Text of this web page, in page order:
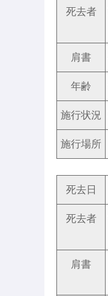
死去者
肩書
年齢
施行状況
施行場所
死去日
死去者
肩書